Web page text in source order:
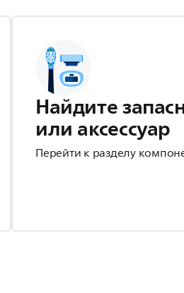
Найдите
или аксессуар
Перейти к разделу